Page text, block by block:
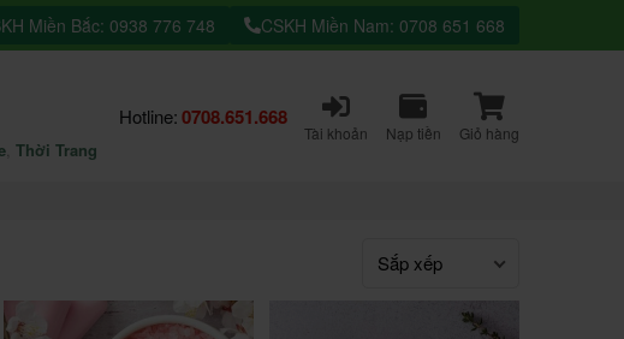
Miền Bắc: 0938 776 748 CSKH Miền Nam: 0708 651 668
Thời Trang
Hotline:0708.651.668
Tài khoản Nạp tiền Giỏ hàng